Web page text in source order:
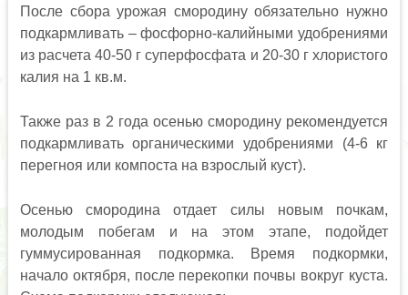
После сбора урожая смородину обязательно нужно
подкармливать – фосфорно-калийными удобрениями
из расчета 40-50 г суперфосфата и 20-30 г хлористого
калия на 1 кв.м.
Также раз в 2 года осенью смородину рекомендуется
подкармливать органическими удобрениями (4-6 кг
перегноя или компоста на взрослый куст).
Осенью смородина отдает силы новым почкам,
молодым побегам и на этом этапе, подойдет
гуммусированная подкормка. Время подкормки,
начало октября, после перекопки почвы вокруг куста.